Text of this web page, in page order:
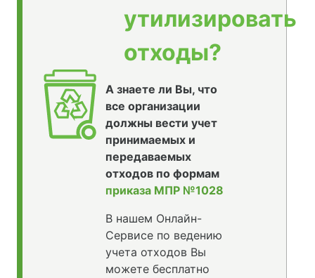
утилизировать
отходы?
А знаете ли Вы, что
все организации
должны вести учет
принимаемых и
передаваемых
отходов по формам
приказа МПР №1028
В нашем Онлайн-
Сервисе по ведению
учета отходов Вы
можете бесплатно